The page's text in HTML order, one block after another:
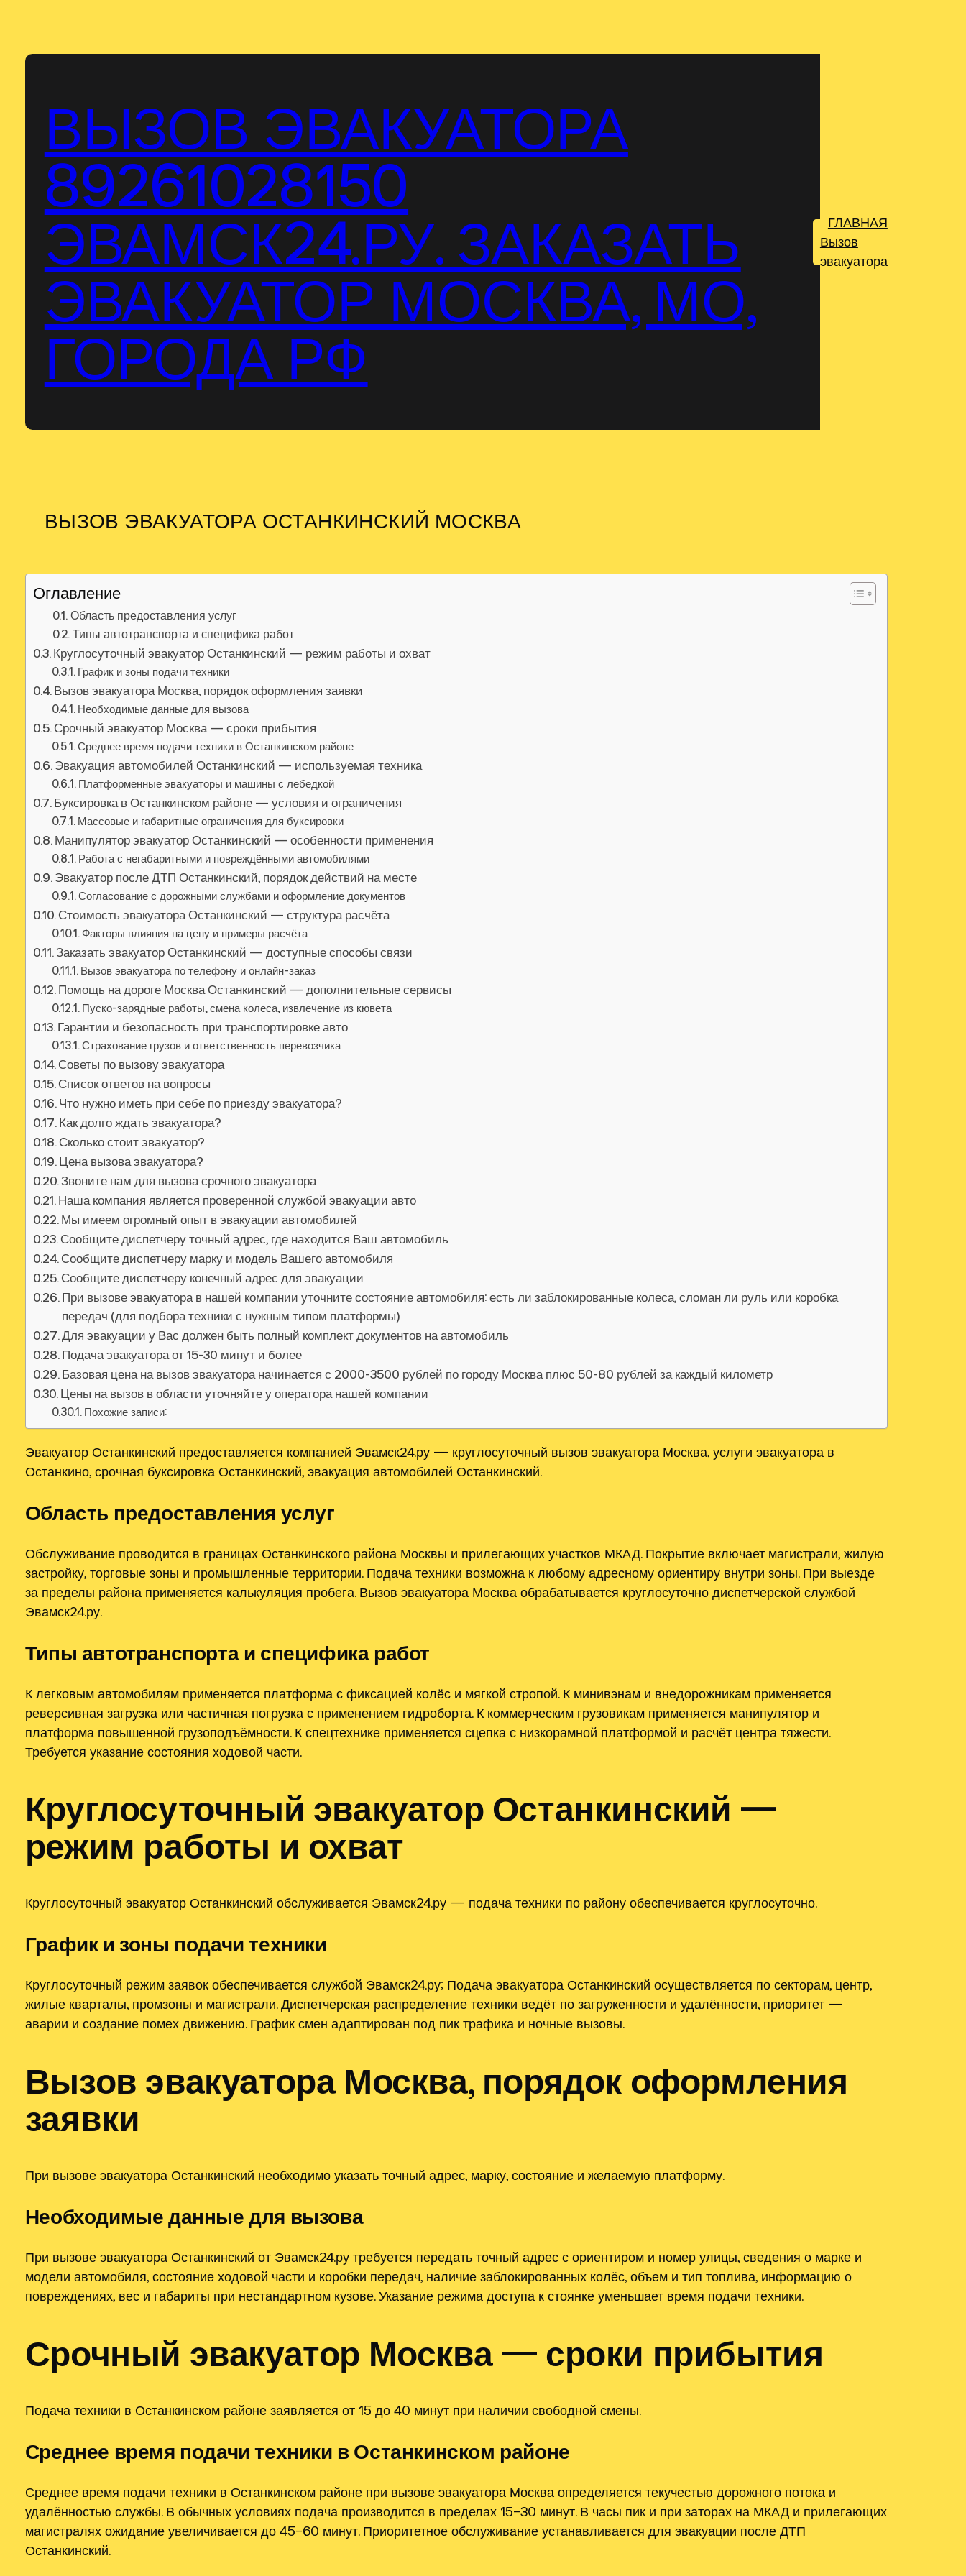
содержимому
ВЫЗОВ ЭВАКУАТОРА
89261028150
ЭВАМСК24.РУ. ЗАКАЗАТЬ
ЭВАКУАТОР МОСКВА, МО,
ГОРОДА РФ
ГЛАВНАЯ
Вызов
эвакуатора
ВЫЗОВ ЭВАКУАТОРА ОСТАНКИНСКИЙ МОСКВА
Оглавление
Область предоставления услуг
Типы автотранспорта и специфика работ
Круглосуточный эвакуатор Останкинский — режим работы и охват
График и зоны подачи техники
Вызов эвакуатора Москва, порядок оформления заявки
Необходимые данные для вызова
Срочный эвакуатор Москва — сроки прибытия
Среднее время подачи техники в Останкинском районе
Эвакуация автомобилей Останкинский — используемая техника
Платформенные эвакуаторы и машины с лебедкой
Буксировка в Останкинском районе — условия и ограничения
Массовые и габаритные ограничения для буксировки
Манипулятор эвакуатор Останкинский — особенности применения
Работа с негабаритными и повреждёнными автомобилями
Эвакуатор после ДТП Останкинский, порядок действий на месте
Согласование с дорожными службами и оформление документов
Стоимость эвакуатора Останкинский — структура расчёта
Факторы влияния на цену и примеры расчёта
Заказать эвакуатор Останкинский — доступные способы связи
Вызов эвакуатора по телефону и онлайн-заказ
Помощь на дороге Москва Останкинский — дополнительные сервисы
Пуско-зарядные работы, смена колеса, извлечение из кювета
Гарантии и безопасность при транспортировке авто
Страхование грузов и ответственность перевозчика
Советы по вызову эвакуатора
Список ответов на вопросы
Что нужно иметь при себе по приезду эвакуатора?
Как долго ждать эвакуатора?
Сколько стоит эвакуатор?
Цена вызова эвакуатора?
Звоните нам для вызова срочного эвакуатора
Наша компания является проверенной службой эвакуации авто
Мы имеем огромный опыт в эвакуации автомобилей
Сообщите диспетчеру точный адрес, где находится Ваш автомобиль
Сообщите диспетчеру марку и модель Вашего автомобиля
Сообщите диспетчеру конечный адрес для эвакуации
При вызове эвакуатора в нашей компании уточните состояние автомобиля: есть ли заблокированные колеса, сломан ли руль или коробка
передач (для подбора техники с нужным типом платформы)
Для эвакуации у Вас должен быть полный комплект документов на автомобиль
Подача эвакуатора от 15-30 минут и более
Базовая цена на вызов эвакуатора начинается с 2000-3500 рублей по городу Москва плюс 50-80 рублей за каждый километр
Цены на вызов в области уточняйте у оператора нашей компании
Похожие записи:
Эвакуатор Останкинский предоставляется компанией Эвамск24.ру — круглосуточный вызов эвакуатора Москва, услуги эвакуатора в
Останкино, срочная буксировка Останкинский, эвакуация автомобилей Останкинский.
Область предоставления услуг
Обслуживание проводится в границах Останкинского района Москвы и прилегающих участков МКАД. Покрытие включает магистрали, жилую
застройку, торговые зоны и промышленные территории. Подача техники возможна к любому адресному ориентиру внутри зоны. При выезде
за пределы района применяется калькуляция пробега. Вызов эвакуатора Москва обрабатывается круглосуточно диспетчерской службой
Эвамск24.ру.
Типы автотранспорта и специфика работ
К легковым автомобилям применяется платформа с фиксацией колёс и мягкой стропой. К минивэнам и внедорожникам применяется
реверсивная загрузка или частичная погрузка с применением гидроборта. К коммерческим грузовикам применяется манипулятор и
платформа повышенной грузоподъёмности. К спецтехнике применяется сцепка с низкорамной платформой и расчёт центра тяжести.
Требуется указание состояния ходовой части.
Круглосуточный эвакуатор Останкинский —
режим работы и охват
Круглосуточный эвакуатор Останкинский обслуживается Эвамск24.ру — подача техники по району обеспечивается круглосуточно.
График и зоны подачи техники
Круглосуточный режим заявок обеспечивается службой Эвамск24.ру; Подача эвакуатора Останкинский осуществляется по секторам, центр,
жилые кварталы, промзоны и магистрали. Диспетчерская распределение техники ведёт по загруженности и удалённости, приоритет —
аварии и создание помех движению. График смен адаптирован под пик трафика и ночные вызовы.
Вызов эвакуатора Москва, порядок оформления
заявки
При вызове эвакуатора Останкинский необходимо указать точный адрес, марку, состояние и желаемую платформу.
Необходимые данные для вызова
При вызове эвакуатора Останкинский от Эвамск24.ру требуется передать точный адрес с ориентиром и номер улицы, сведения о марке и
модели автомобиля, состояние ходовой части и коробки передач, наличие заблокированных колёс, объем и тип топлива, информацию о
повреждениях, вес и габариты при нестандартном кузове. Указание режима доступа к стоянке уменьшает время подачи техники.
Срочный эвакуатор Москва — сроки прибытия
Подача техники в Останкинском районе заявляется от 15 до 40 минут при наличии свободной смены.
Среднее время подачи техники в Останкинском районе
Среднее время подачи техники в Останкинском районе при вызове эвакуатора Москва определяется текучестью дорожного потока и
удалённостью службы. В обычных условиях подача производится в пределах 15–30 минут. В часы пик и при заторах на МКАД и прилегающих
магистралях ожидание увеличивается до 45–60 минут. Приоритетное обслуживание устанавливается для эвакуации после ДТП
Останкинский.